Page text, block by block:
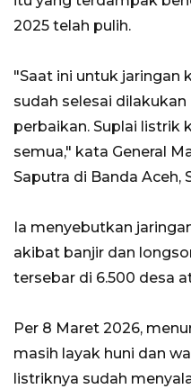
2025 telah pulih.
"Saat ini untuk jaringan
sudah selesai
perbaikan. Suplai listrik
semua," kata General
Saputra di Banda Aceh,
Ia menyebutkan
akibat banjir dan
tersebar di 6.500 desa
Per 8 Maret 2026,
masih layak huni dan
listriknya sudah